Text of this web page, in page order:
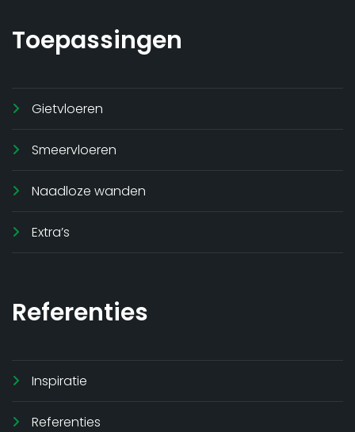
Toepassingen
Gietvloeren
Smeervloeren
Naadloze wanden
Extra’s
Referenties
Inspiratie
Referenties